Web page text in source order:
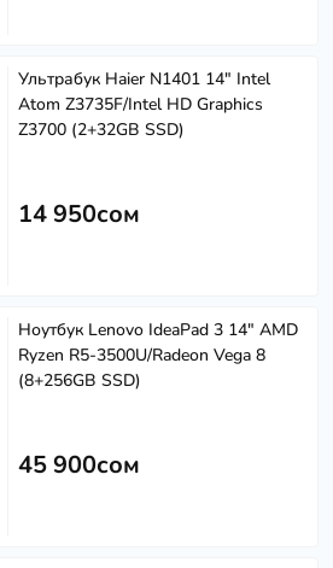
Ультрабук Haier N1401 14" Intel
Atom Z3735F/Intel HD Graphics
Z3700 (2+32GB SSD)
14 950сом
Ноутбук Lenovo IdeaPad 3 14" AMD
Ryzen R5-3500U/Radeon Vega 8
(8+256GB SSD)
45 900сом